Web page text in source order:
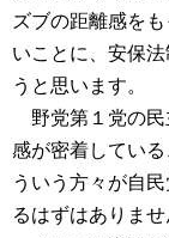
ズブの距離感を
いことに、安保
うと思います。
野党第１党の民
感が密着してい
ういう方々が自
るはずはありませ